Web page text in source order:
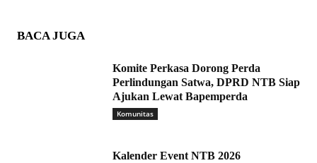
BACA JUGA
Komite Perkasa Dorong Perda
Perlindungan Satwa, DPRD NTB Siap
Ajukan Lewat Bapemperda
Komunitas
Kalender Event NTB 2026